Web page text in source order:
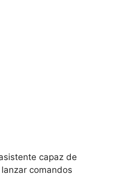
capaz de
comandos